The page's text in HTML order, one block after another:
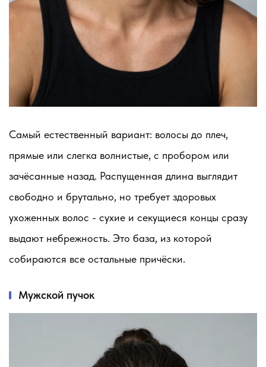
Самый естественный вариант: волосы до плеч,
прямые или слегка волнистые, с пробором или
зачёсанные назад. Распущенная длина выглядит
свободно и брутально, но требует здоровых
ухоженных волос - сухие и секущиеся концы сразу
выдают небрежность. Это база, из которой
собираются все остальные причёски.
Мужской пучок